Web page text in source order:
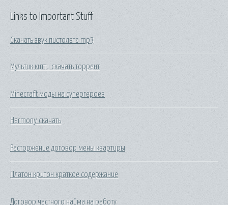
Links to Important Stuff
Скачать звук пистолета mp3
Мультик китти скачать торрент
Minecraft моды на супергероев
Harmony скачать
Расторжение договор мены квартиры
Платон критон краткое содержание
Договор частного найма на работу